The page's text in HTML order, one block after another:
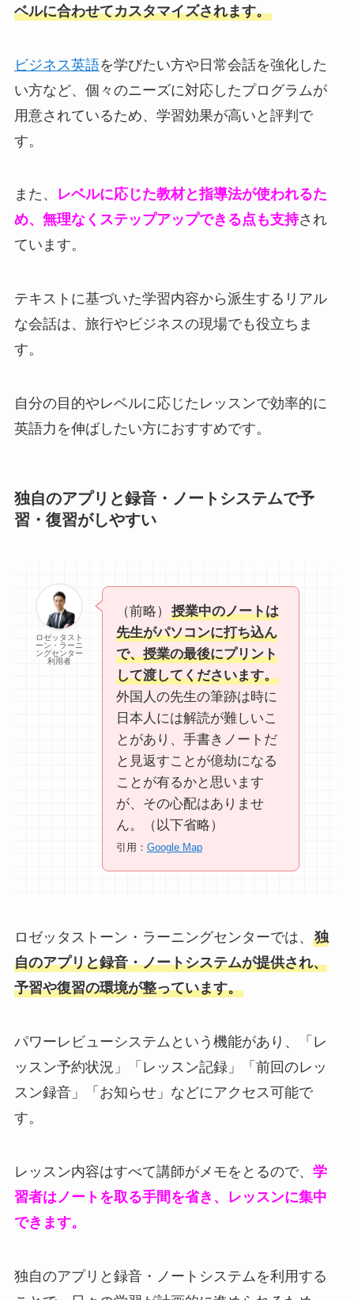
ベルに合わせてカスタマイズされます。
ビジネス英語を学びたい方や日常会話を強化した
い方など、個々のニーズに対応したプログラムが
用意されているため、学習効果が高いと評判で
す。
また、
レベルに応じた教材と指導法が使われるた
め、無理なくステップアップできる点も支持され
ています。
テキストに基づいた学習内容から派生するリアル
な会話は、旅行やビジネスの現場でも役立ちま
す。
自分の目的やレベルに応じたレッスンで効率的に
英語力を伸ばしたい方におすすめです。
独自のアプリと録音・ノートシステムで予
習・復習がしやすい
ロゼッタスト
ーン・ラーニ
ングセンター
利用者
（前略）
授業中のノートは
先生がパソコンに打ち込ん
で、授業の最後にプリント
して渡してくださいます。
外国人の先生の筆跡は時に
日本人には解読が難しいこ
とがあり、手書きノートだ
と見返すことが億劫になる
ことが有るかと思います
が、その心配はありませ
ん。（以下省略）
引用： Google Map
ロゼッタストーン・ラーニングセンターでは、 独
自のアプリと録音・ノートシステムが提供され、
予習や復習の環境が整っています。
パワーレビューシステムという機能があり、「レ
ッスン予約状況」「レッスン記録」「前回のレッ
スン録音」「お知らせ」などにアクセス可能で
す。
レッスン内容はすべて講師がメモをとるので、 学
習者はノートを取る手間を省き、レッスンに集中
できます。
独自のアプリと録音・ノートシステムを利用する